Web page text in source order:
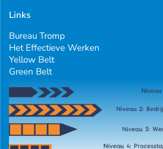
Links
Bureau Tromp
Het Effectieve Werken
Yellow Belt
Green Belt